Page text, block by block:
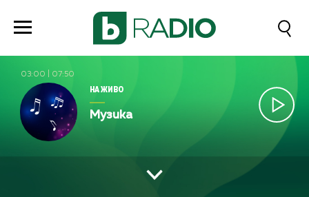
03:00 07:50
НА ЖИВО
Музика